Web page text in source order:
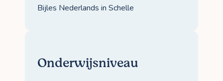
Bijles Nederlands in Schelle
Onderwijsniveau